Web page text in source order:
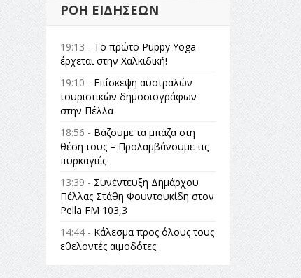
ΡΟΉ ΕΙΔΉΣΕΩΝ
19:13 - Το πρώτο Puppy Yoga
έρχεται στην Χαλκιδική!
19:10 - Επίσκεψη αυστραλών
τουριστικών δημοσιογράφων
στην Πέλλα
18:56 - Βάζουμε τα μπάζα στη
θέση τους – Προλαμβάνουμε τις
πυρκαγιές
13:39 - Συνέντευξη Δημάρχου
Πέλλας Στάθη Φουντουκίδη στον
Pella FM 103,3
14:44 - Κάλεσμα προς όλους τους
εθελοντές αιμοδότες
14:23 -Όλη η Ελλάδα ένας